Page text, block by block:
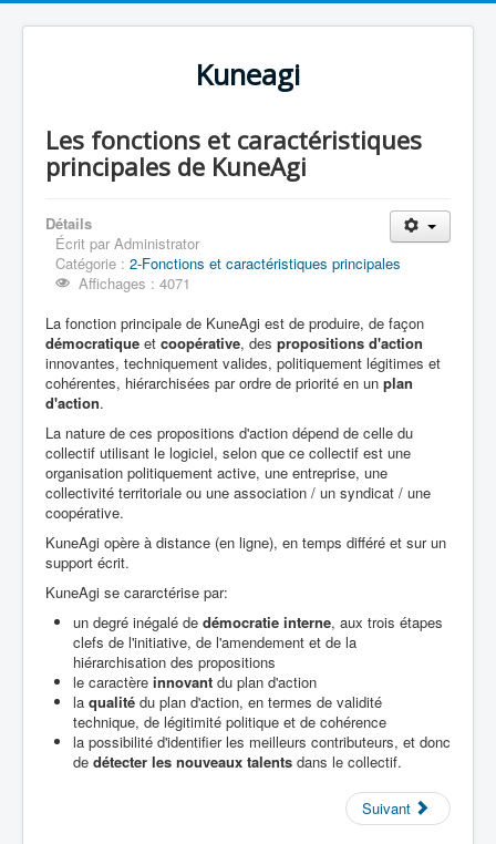
Kuneagi
Les fonctions et caractéristiques
principales de KuneAgi
Détails
Écrit par Administrator
Catégorie : 2-Fonctions et caractéristiques principales
Affichages : 4071
La fonction principale de KuneAgi est de produire, de façon
démocratique et coopérative, des propositions d'action
innovantes, techniquement valides, politiquement légitimes et
cohérentes, hiérarchisées par ordre de priorité en un plan
d'action.
La nature de ces propositions d'action dépend de celle du
collectif utilisant le logiciel, selon que ce collectif est une
organisation politiquement active, une entreprise, une
collectivité territoriale ou une association / un syndicat / une
coopérative.
KuneAgi opère à distance (en ligne), en temps différé et sur un
support écrit.
KuneAgi se cararctérise par:
un degré inégalé de démocratie interne, aux trois étapes
clefs de l'initiative, de l'amendement et de la
hiérarchisation des propositions
le caractère innovant du plan d'action
la qualité du plan d'action, en termes de validité
technique, de légitimité politique et de cohérence
la possibilité d'identifier les meilleurs contributeurs, et donc
de détecter les nouveaux talents dans le collectif.
Suivant